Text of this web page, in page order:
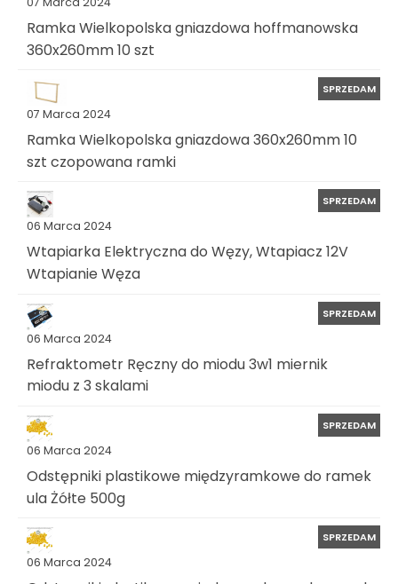
Ramka Wielkopolska gniazdowa hoffmanowska
360x260mm 10 szt
07 Marca 2024
SPRZEDAM
Ramka Wielkopolska gniazdowa 360x260mm 10
szt czopowana ramki
06 Marca 2024
SPRZEDAM
Wtapiarka Elektryczna do Węzy, Wtapiacz 12V
Wtapianie Węza
06 Marca 2024
SPRZEDAM
Refraktometr Ręczny do miodu 3w1 miernik
miodu z 3 skalami
06 Marca 2024
SPRZEDAM
Odstępniki plastikowe międzyramkowe do ramek
ula Żółte 500g
06 Marca 2024
SPRZEDAM